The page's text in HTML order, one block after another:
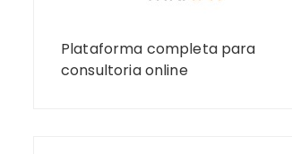
Plataforma completa para
consultoria online